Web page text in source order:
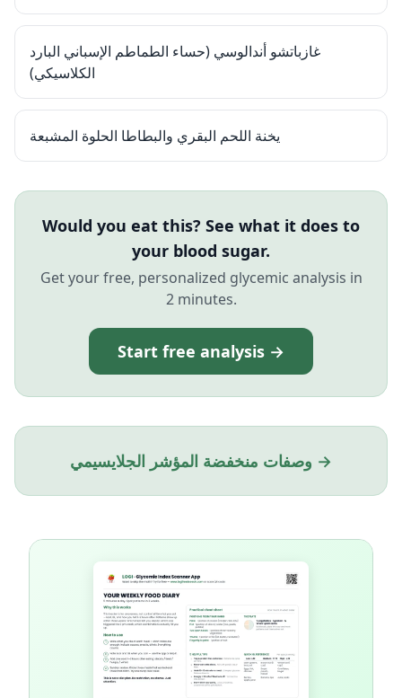
غازباتشو أندالوسي (حساء الطماطم الإسباني البارد
الكلاسيكي)
يخنة اللحم البقري والبطاطا الحلوة المشبعة
Would you eat this? See what it does to
your blood sugar.
Get your free, personalized glycemic analysis in
2 minutes.
Start free analysis →
وصفات منخفضة المؤشر الجلايسيمي →